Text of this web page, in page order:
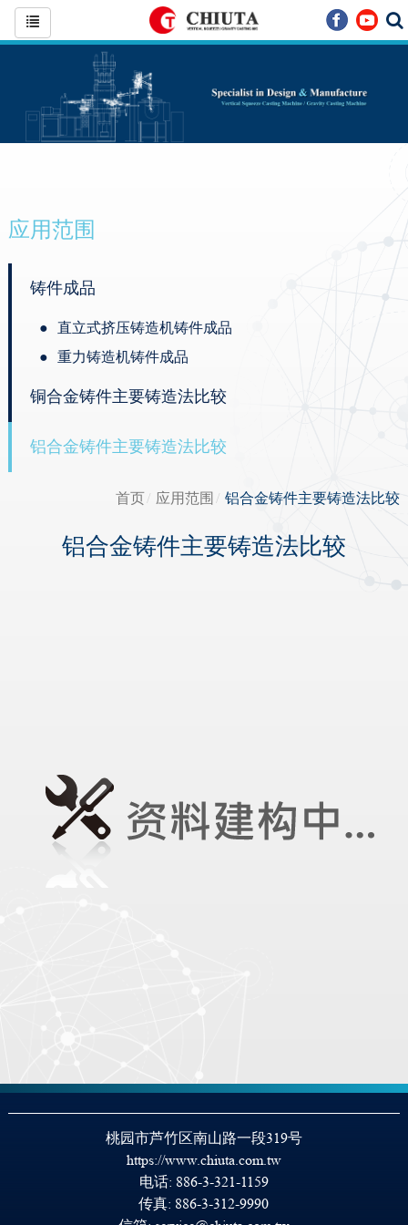
应用范围
铸件成品
直立式挤压铸造机铸件成品
重力铸造机铸件成品
铜合金铸件主要铸造法比较
铝合金铸件主要铸造法比较
首页 应用范围 铝合金铸件主要铸造法比较
铝合金铸件主要铸造法比较
桃园市芦竹区南山路一段319号
https://www.chiuta.com.tw
电话: 886-3-321-1159
传真: 886-3-312-9990